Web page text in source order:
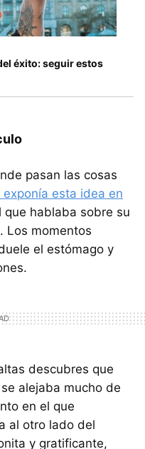
éxito: seguir estos
pasan las cosas
exponía esta idea en
que hablaba sobre su
Los momentos
el estómago y
descubres que
alejaba mucho de
en el que
al otro lado del
y gratificante,